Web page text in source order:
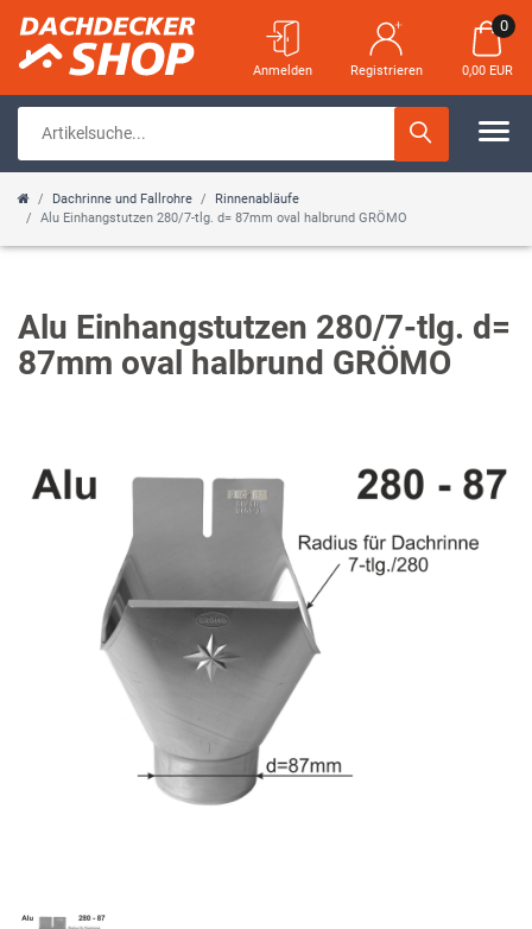
Anmelden Registrieren
0
0,00 EUR
Dachrinne und Fallrohre
Rinnenabläufe
Alu Einhangstutzen 280/7-tlg. d= 87mm oval halbrund GRÖMO
Alu Einhangstutzen 280/7-tlg. d=
87mm oval halbrund GRÖMO